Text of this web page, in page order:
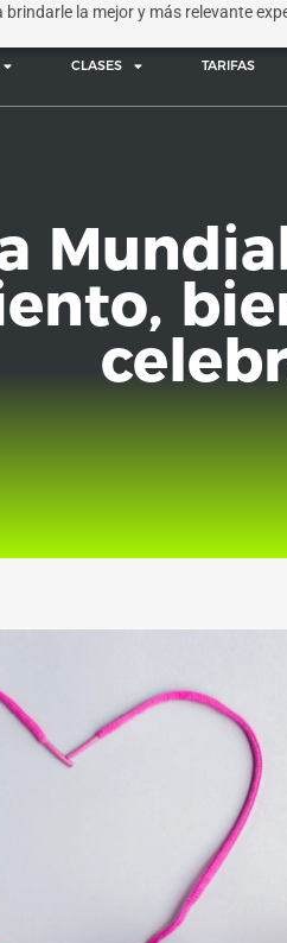
la mejor y más relevante
CLASES TARIFAS